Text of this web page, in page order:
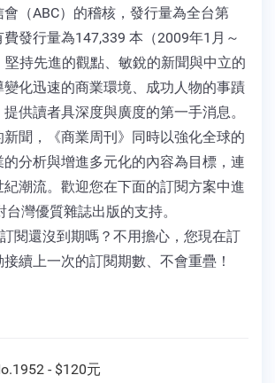
（ABC）的稽核，發行量為全台第
發行量為147,339 本（2009年1月～
堅持先進的觀點、敏銳的新聞與中立的
化迅速的商業環境、成功人物的事蹟
供讀者具深度與廣度的第一手消息。
聞，《商業周刊》同時以強化全球的
分析與增進多元化的內容為目標，連
潮流。歡迎您在下面的訂閱方案中進
灣優質雜誌出版的支持。
閱還沒到期嗎？不用擔心，您現在訂
續上一次的訂閱期數、不會重疊！
- $120元